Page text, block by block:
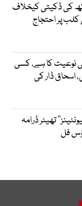
پر 65 لاکھ کی ڈکیتی کیخلاف
پر احتجاج
نوعیت کا ہے، کسی
ڈار کی
تھیٹر ڈرامہ
فل